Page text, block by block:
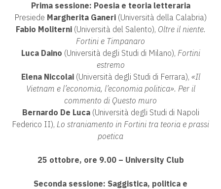
Prima sessione: Poesia e teoria letteraria
Presiede Margherita Ganeri (Università della Calabria)
Fabio Moliterni(Università del Salento), Oltre il niente.
Fortini e Timpanaro
Luca Daino (Università degli Studi di Milano), Fortini
estremo
Elena Niccolai(Università degli Studi di Ferrara), «Il
Vietnam e l’economia, l’economia politica». Per il
commento di Questo muro
Bernardo De Luca(Università degli Studi di Napoli
Federico II), Lo straniamento in Fortini tra teoria e prassi
poetica
25 ottobre, ore 9.00 – University Club
Seconda sessione: Saggistica, politica e